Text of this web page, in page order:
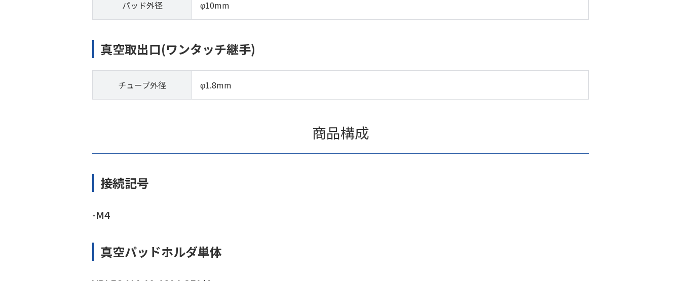
パッド外径 φ10mm
真空取出口(ワンタッチ継手)
チューブ外径 φ1.8mm
商品構成
接続記号
-M4
真空パッドホルダ単体